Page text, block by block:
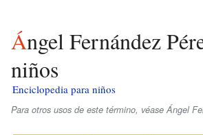
Ángel Fernández Pérez para
niños
Enciclopedia para niños
Para otros usos de este término, véase Ángel